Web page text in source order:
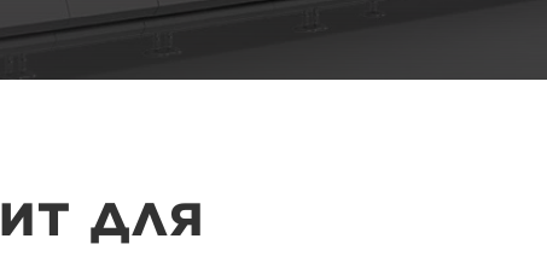
для